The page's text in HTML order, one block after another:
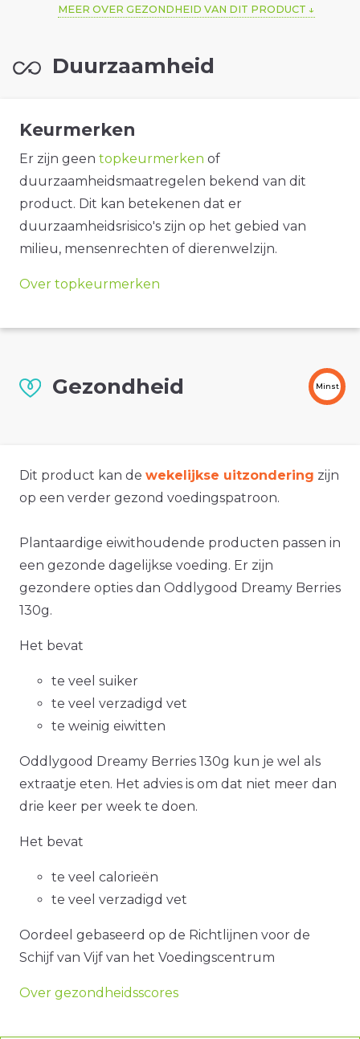
MEER OVER GEZONDHEID VAN DIT PRODUCT
Duurzaamheid
Keurmerken
Er zijn geen topkeurmerken of
duurzaamheidsmaatregelen bekend van dit
product. Dit kan betekenen dat er
duurzaamheidsrisico's zijn op het gebied van
milieu, mensenrechten of dierenwelzijn.
Over topkeurmerken
Gezondheid Minst
Dit product kan de wekelijkse uitzondering zijn
op een verder gezond voedingspatroon.
Plantaardige eiwithoudende producten passen in
een gezonde dagelijkse voeding. Er zijn
gezondere opties dan Oddlygood Dreamy Berries
130g.
Het bevat
te veel suiker
te veel verzadigd vet
te weinig eiwitten
Oddlygood Dreamy Berries 130g kun je wel als
extraatje eten. Het advies is om dat niet meer dan
drie keer per week te doen.
Het bevat
te veel calorieën
te veel verzadigd vet
Oordeel gebaseerd op de Richtlijnen voor de
Schijf van Vijf van het Voedingscentrum
Over gezondheidsscores